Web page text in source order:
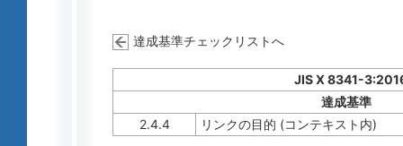
達成基準チェックリストへ
JIS X 8341-
達成基準
2.4.4
リンクの目的 (コンテキスト内)